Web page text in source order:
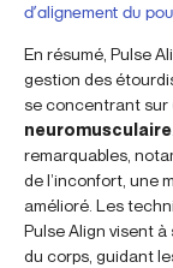
d’alignement du
En résumé, Pulse
gestion des
se concentrant sur
neuromusculaire
remarquables,
de l’inconfort, une
amélioré. Les
Pulse Align visent
du corps, guidant